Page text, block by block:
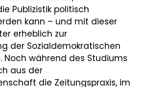
Publizistik politisch
kann – und mit dieser
erheblich zur
der Sozialdemokratischen
Noch während des Studiums
aus der
die Zeitungspraxis, im